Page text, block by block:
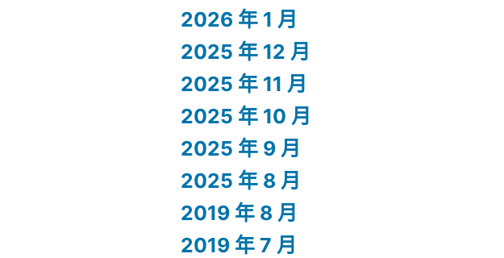
2026 年 1 月
2025 年 12 月
2025 年 11 月
2025 年 10 月
2025 年 9 月
2025 年 8 月
2019 年 8 月
2019 年 7 月